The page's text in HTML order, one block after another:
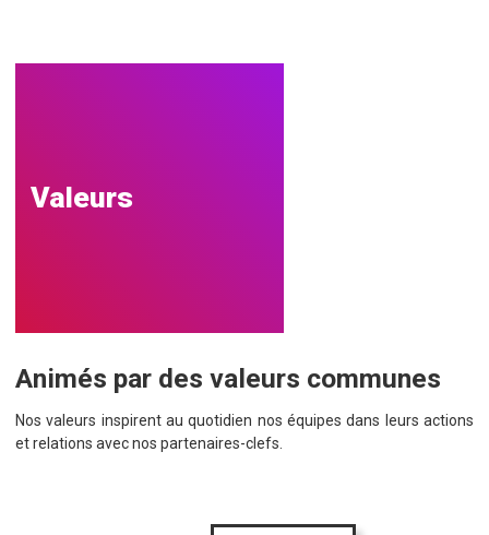
Valeurs
Animés par des valeurs communes
Nos valeurs inspirent au quotidien nos équipes dans leurs actions
et relations avec nos partenaires-clefs.